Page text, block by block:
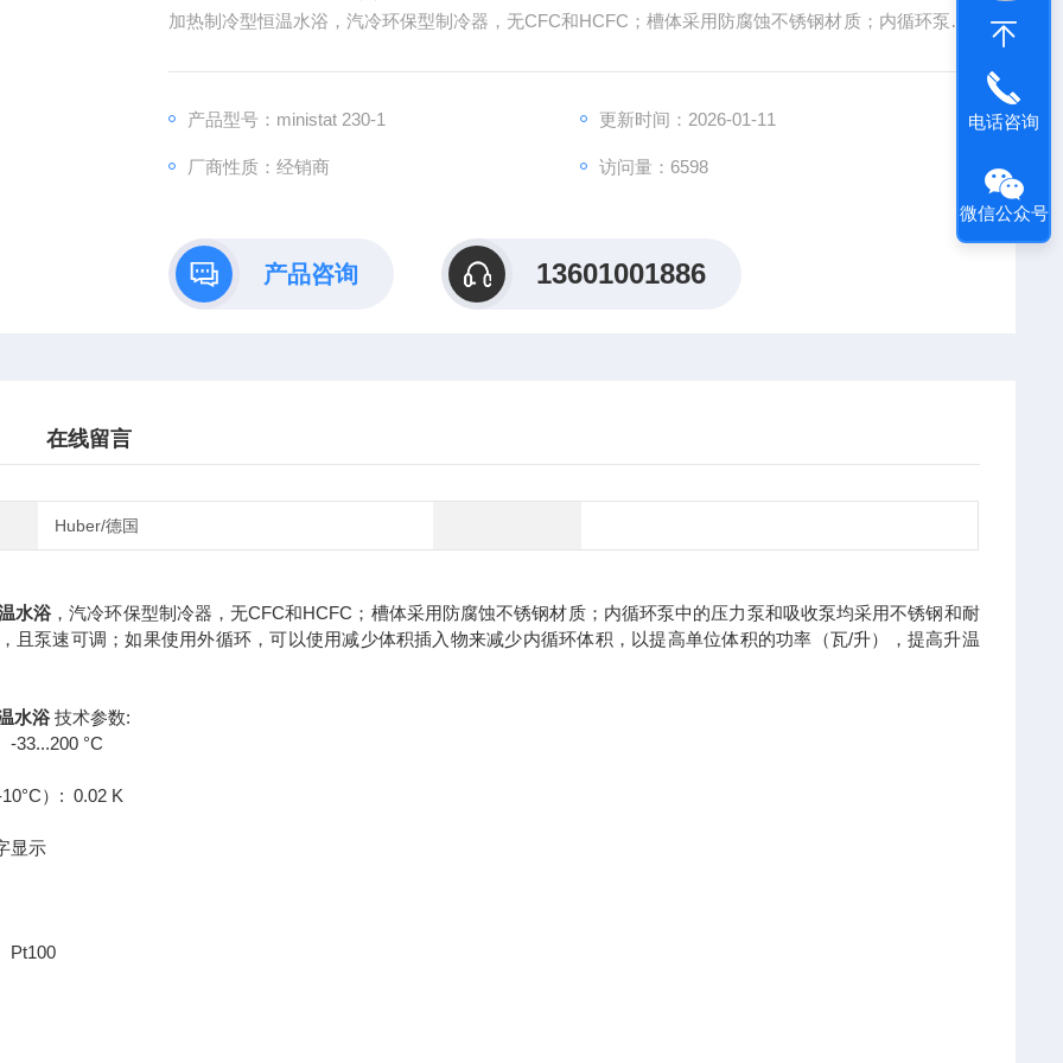
加热制冷型恒温水浴，汽冷环保型制冷器，无CFC和HCFC；槽体采用防腐蚀不锈钢材质；内循环泵中
产品型号：ministat 230-1
更新时间：2026-01-11
厂商性质：经销商 访问量：6598
产品咨询 13601001886
在线留言
Huber/德国
水浴，汽冷环保型制冷器，无CFC和HCFC；槽体采用防腐蚀不锈钢材质；内循环泵中的压力泵和吸收泵均采用不锈钢和耐
且泵速可调；如果使用外循环，可以使用减少体积插入物来减少内循环体积，以提高单位体积的功率（瓦/升），提高升温
水浴技术参数:
-33...200 °C
）: 0.02 K
显示
Pt100
电话咨询
微信公众号